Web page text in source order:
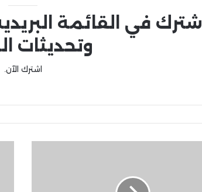
اشترك في القائمة
وتحديثات
اشترك الآن.